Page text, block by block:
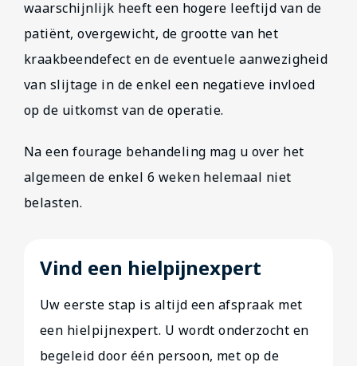
waarschijnlijk heeft een hogere leeftijd van de
patiënt, overgewicht, de grootte van het
kraakbeendefect en de eventuele aanwezigheid
van slijtage in de enkel een negatieve invloed
op de uitkomst van de operatie.
Na een fourage behandeling mag u over het
algemeen de enkel 6 weken helemaal niet
belasten.
Vind een hielpijnexpert
Uw eerste stap is altijd een afspraak met
een hielpijnexpert. U wordt onderzocht en
begeleid door één persoon, met op de